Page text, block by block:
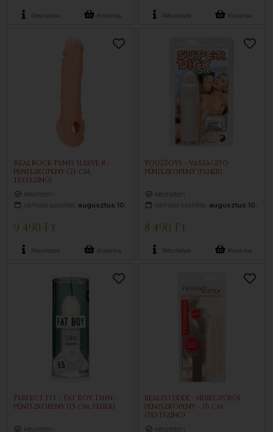
Részletek Kosárba Részletek Kosárba
RealRock Penis Sleeve 8 -
péniszköpeny (21 cm,
testszínű)
készleten
várható szállítás: augusztus 10.
9 490 Ft
Részletek Kosárba
You2Toys - vastagító
péniszköpeny (fehér)
készleten
várható szállítás: augusztus 10.
8 490 Ft
Részletek Kosárba
Perfect Fit - Fat Boy Thin -
péniszköpeny (15 cm, fehér)
készleten
realistixxx - heregyűrűs
péniszköpeny - 16 cm
(testszínű)
készleten